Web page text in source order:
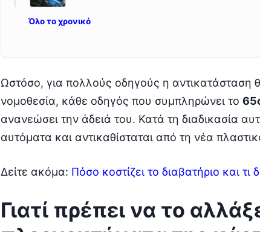
Όλο το χρονικό
Ωστόσο, για πολλούς οδηγούς η αντικατάσταση
νομοθεσία, κάθε οδηγός που συμπληρώνει το
ανανεώσει την άδειά του. Κατά τη διαδικασία
αυτόματα και αντικαθίσταται από τη νέα
Δείτε ακόμα: Πόσο κοστίζει το διαβατήριο και τι
Γιατί πρέπει να το